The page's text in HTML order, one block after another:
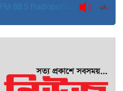
FM 88.5 Radiopurbakantho